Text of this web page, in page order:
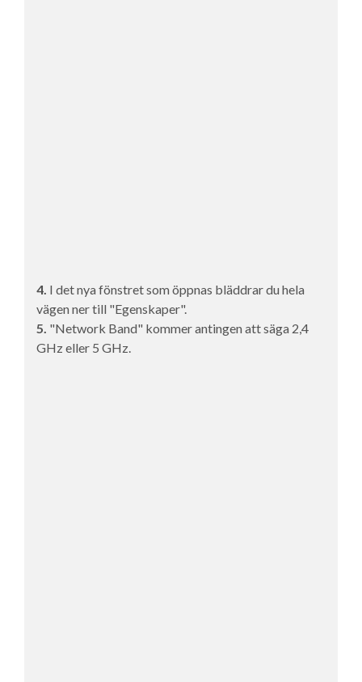
4. I det nya fönstret som öppnas bläddrar du hela
vägen ner till "Egenskaper".
5. "Network Band" kommer antingen att säga 2,4
GHz eller 5 GHz.